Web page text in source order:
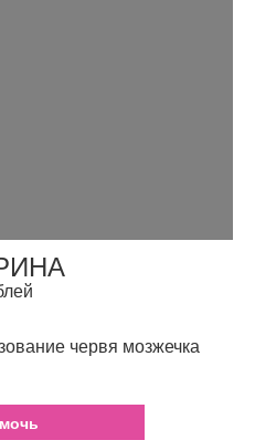
червя мозжечка